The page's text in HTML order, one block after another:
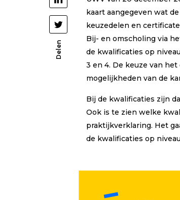
Facebook
op
LinkedIn
Deel
op
Twitter
Delen
kaart aangegeven wat
keuzedelen en
Bij- en omscholing via
de kwalificaties op
3 en 4. De keuze van
mogelijkheden van de
Bij de kwalificaties zijn
Ook is te zien welke
praktijkverklaring. Het
de kwalificaties op